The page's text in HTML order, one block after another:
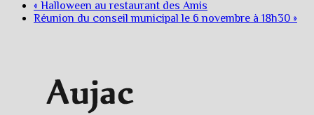
« Halloween au restaurant des Amis
Réunion du conseil municipal le 6 novembre à 18h30 »